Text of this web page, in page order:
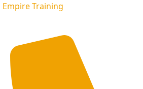
Empire Training